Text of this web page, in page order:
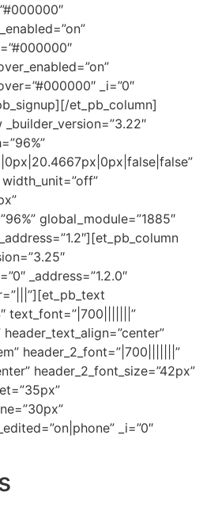
_i=”0″
et_pb_column]
global_module=”1885″
_address=”1.2.0″
text_font=”|700|||||||”
header_2_font=”|700|||||||”
header_2_font_size=”42px”
_i=”0″